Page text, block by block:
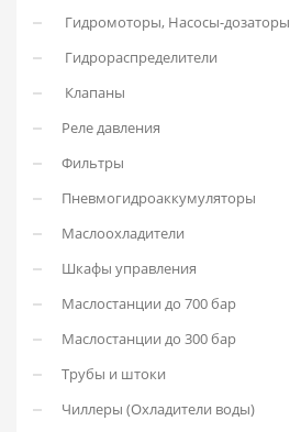
Гидромоторы, Насосы-дозаторы
Гидрораспределители
Клапаны
Реле давления
Фильтры
Пневмогидроаккумуляторы
Маслоохладители
Шкафы управления
Маслостанции до 700 бар
Маслостанции до 300 бар
Трубы и штоки
Чиллеры (Охладители воды)